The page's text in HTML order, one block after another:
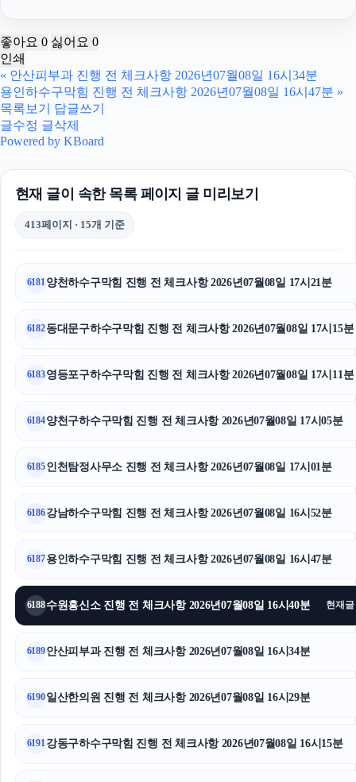
서울상간녀소송변호사
김포공항주차대행
양천하수구막힘
동작하수구막힘
부산휴대폰성지
인천하수구막힘
좋아요 0 싫어요 0
인쇄
« 안산피부과 진행 전 체크사항 2026년07월08일 16시34분
용인하수구막힘 진행 전 체크사항 2026년07월08일 16시47분 »
목록보기
답글쓰기
글수정 글삭제
Powered by KBoard
현재 글이 속한 목록 페이지 글 미리보기
413페이지 · 15개 기준
6181양천하수구막힘 진행 전 체크사항 2026년07월08일 17시21분
6182동대문구하수구막힘 진행 전 체크사항 2026년07월08일 17시15분
6183영등포구하수구막힘 진행 전 체크사항 2026년07월08일 17시11분
6184양천구하수구막힘 진행 전 체크사항 2026년07월08일 17시05분
6185인천탐정사무소 진행 전 체크사항 2026년07월08일 17시01분
6186강남하수구막힘 진행 전 체크사항 2026년07월08일 16시52분
6187용인하수구막힘 진행 전 체크사항 2026년07월08일 16시47분
6188수원흥신소 진행 전 체크사항 2026년07월08일 16시40분 현재글
6189안산피부과 진행 전 체크사항 2026년07월08일 16시34분
6190일산한의원 진행 전 체크사항 2026년07월08일 16시29분
6191강동구하수구막힘 진행 전 체크사항 2026년07월08일 16시15분